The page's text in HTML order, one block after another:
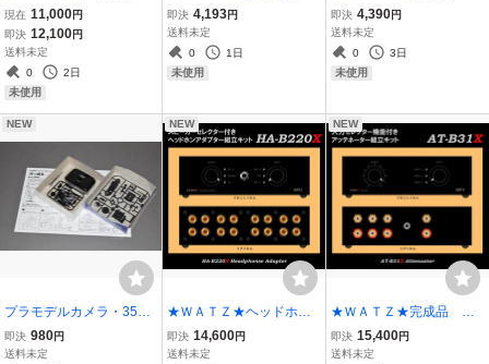
ター組立キット AT-B31
X.
現在 11,000円
即決 12,100円
送料未定
0
2日
未使用
ーシ300×170×40（底
板、ゴム足付き）
即決 4,193円
送料未定
0
1日
未使用
ーシ300×170×60（底
板、ゴム足付き）
即決 4,390円
送料未定
0
3日
未使用
NEW
プラモデルカメラ・35ミ
リフィルムカメラ・完成
すれば写真が撮れます。
即決 980円
送料未定
NEW
★ＷＡＴＺ★ヘッドホン
アダプター組立キット H
A-B220X .
即決 14,600円
送料未定
NEW
★ＷＡＴＺ★完成品 ア
ッテネーター組立キッ
ト AT-B31,
即決 15,400円
送料未定